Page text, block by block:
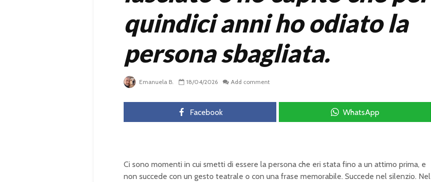
quindici anni ho odiato la
persona sbagliata.
Emanuela B. 18/04/2026 Add comment
Facebook WhatsApp
Ci sono momenti in cui smetti di essere la persona che eri stata fino a un attimo prima, e
non succede con un gesto teatrale o con una frase memorabile. Succede nel silenzio. Nel